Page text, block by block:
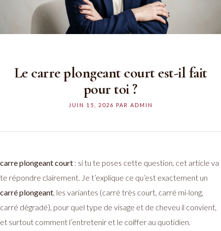
Le carre plongeant court est-il fait
pour toi ?
JUIN 15, 2026 PAR ADMIN
carre plongeant court : si tu te poses cette question, cet article va
te répondre clairement. Je t’explique ce qu’est exactement un
carré plongeant , les variantes (carré très court, carré mi-long,
carré dégradé), pour quel type de visage et de cheveu il convient,
et surtout comment l’entretenir et le coiffer au quotidien.